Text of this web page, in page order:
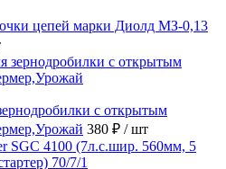
цепей марки Диолд МЗ-0,13
с открытым
380 ₽ / шт